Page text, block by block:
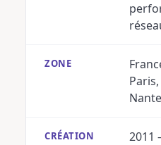
ZONE
CRÉATION
2011